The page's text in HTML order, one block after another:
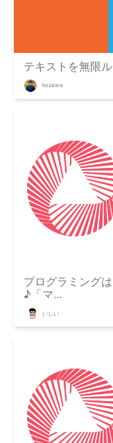
テキストを無限
kozawa
プログラミング
♪「マ...
いしい